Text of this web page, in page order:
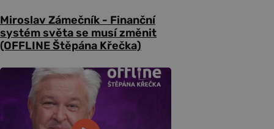
Miroslav Zámečník - Finanční
systém světa se musí změnit
(OFFLINE Štěpána Křečka)